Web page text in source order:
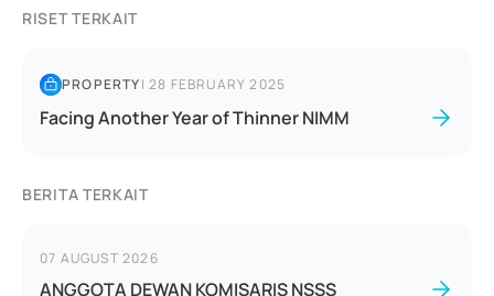
RISET TERKAIT
PROPERTY|28 FEBRUARY 2025
Facing Another Year of Thinner NIMM
BERITA TERKAIT
07 AUGUST 2026
ANGGOTA DEWAN KOMISARIS NSSS